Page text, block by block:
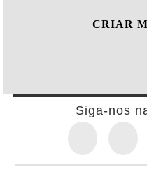
CRIAR
Siga-nos